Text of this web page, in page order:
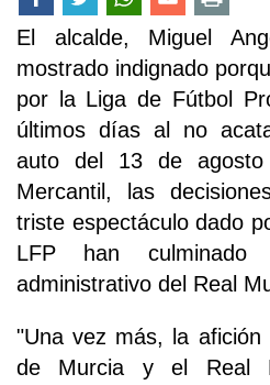
El alcalde, Miguel
mostrado indignado
por la Liga de Fútbol
últimos días al no
auto del 13 de
Mercantil, las
triste espectáculo dado
LFP han
administrativo del Real
"Una vez más, la afición
de Murcia y el Real